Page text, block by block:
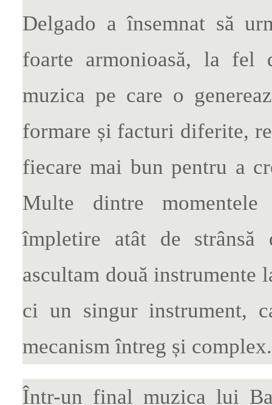
Delgado a însemnat să
foarte armonioasă, la fel
muzica pe care o
formare și facturi diferite,
fiecare mai bun pentru a
Multe dintre
împletire atât de
ascultam două instrumente
ci un singur instrument,
mecanism întreg și complex.
Într-un final muzica lui